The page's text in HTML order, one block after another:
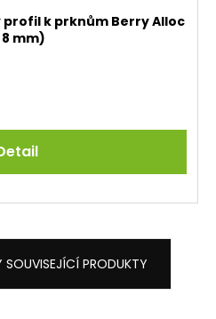
k prknům Berry Alloc
mm)
SOUVISEJÍCÍ PRODUKTY